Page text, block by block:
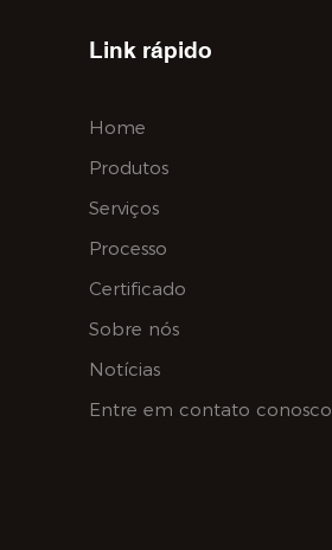
Link rápido
Home
Produtos
Serviços
Processo
Certificado
Sobre nós
Notícias
Entre em contato conosco